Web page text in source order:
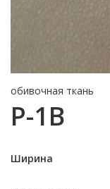
обивочная ткань
P-1B
Ширина